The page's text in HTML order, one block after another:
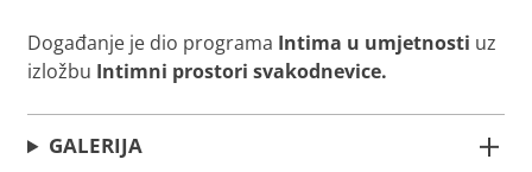
Događanje je dio programa Intima u umjetnosti uz
izložbu Intimni prostori svakodnevice.
GALERIJA